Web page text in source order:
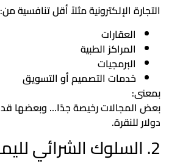
التجارة الإلكترونية مثلاً أقل تنافسية من:
العقارات
المراكز الطبية
البرمجيات
خدمات التصميم أو التسويق
بمعنى:
دولار للنقرة.
2. السلوك الشرائي لليمني تغيّر